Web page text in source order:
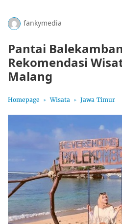
fankymedia
Pantai
Rekomendasi
Malang
Homepage Wisata Jawa Timur